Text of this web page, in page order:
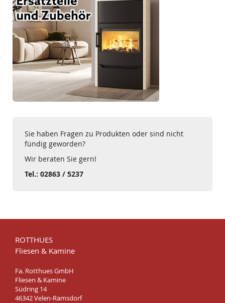
Sie haben Fragen zu Produkten oder sind nicht
fündig geworden?
Wir beraten Sie gern!
Tel.: 02863 / 5237
ROTTHUES
Fliesen & Kamine
Fa. Rotthues GmbH
Fliesen & Kamine
Südring 14
46342 Velen-Ramsdorf